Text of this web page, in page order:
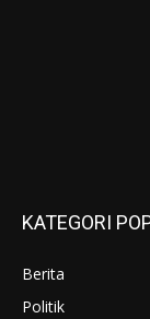
KATEGORI
Berita
Politik